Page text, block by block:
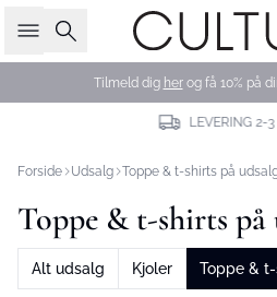
Søg
Tilmeld dig herog få 10% på
LEVERING 2-
Forside Udsalg Toppe & t-shirts på
Toppe & t-shirts på
Alt udsalg Kjoler Toppe &